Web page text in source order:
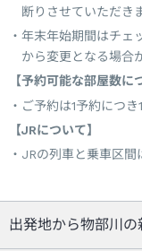
断りさせていただき
年末年始期間はチェ
から変更となる場合
【予約可能な部屋数に
ご予約は1予約につ
【JRについて】
JRの列車と乗車区間
出発地から物部川